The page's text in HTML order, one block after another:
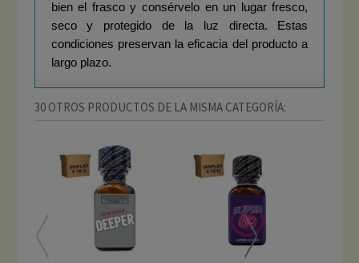
bien el frasco y consérvelo en un lugar fresco,
seco y protegido de la luz directa. Estas
condiciones preservan la eficacia del producto a
largo plazo.
30 OTROS PRODUCTOS DE LA MISMA CATEGORÍA: